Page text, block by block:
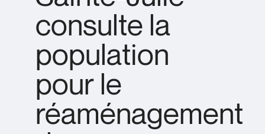
consulte la
population
pour le
réaménagement